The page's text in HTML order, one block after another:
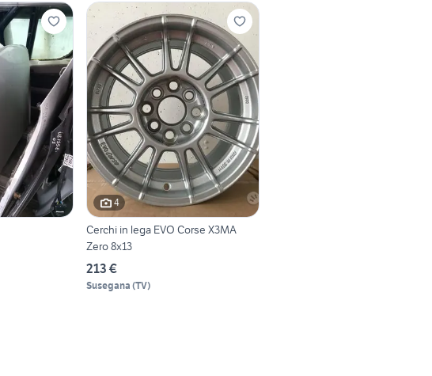
4
Cerchi in lega EVO Corse X3MA
Zero 8x13
213 €
Susegana (TV)